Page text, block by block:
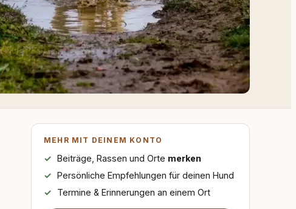
MEHR MIT DEINEM KONTO
Beiträge, Rassen und Orte merken
Persönliche Empfehlungen für deinen Hund
Termine & Erinnerungen an einem Ort